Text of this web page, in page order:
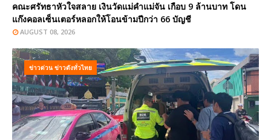
คณะศรัทธาหัวใจสลาย เงินวัดแม่คำแม่จัน เกือบ 9 ล้านบาท โดน
แก๊งคอลเซ็นเตอร์หลอกให้โอนข้ามปีกว่า 66 บัญชี
AUGUST 08, 2026
ข่าวด่วน ข่าวดังทั่วไทย